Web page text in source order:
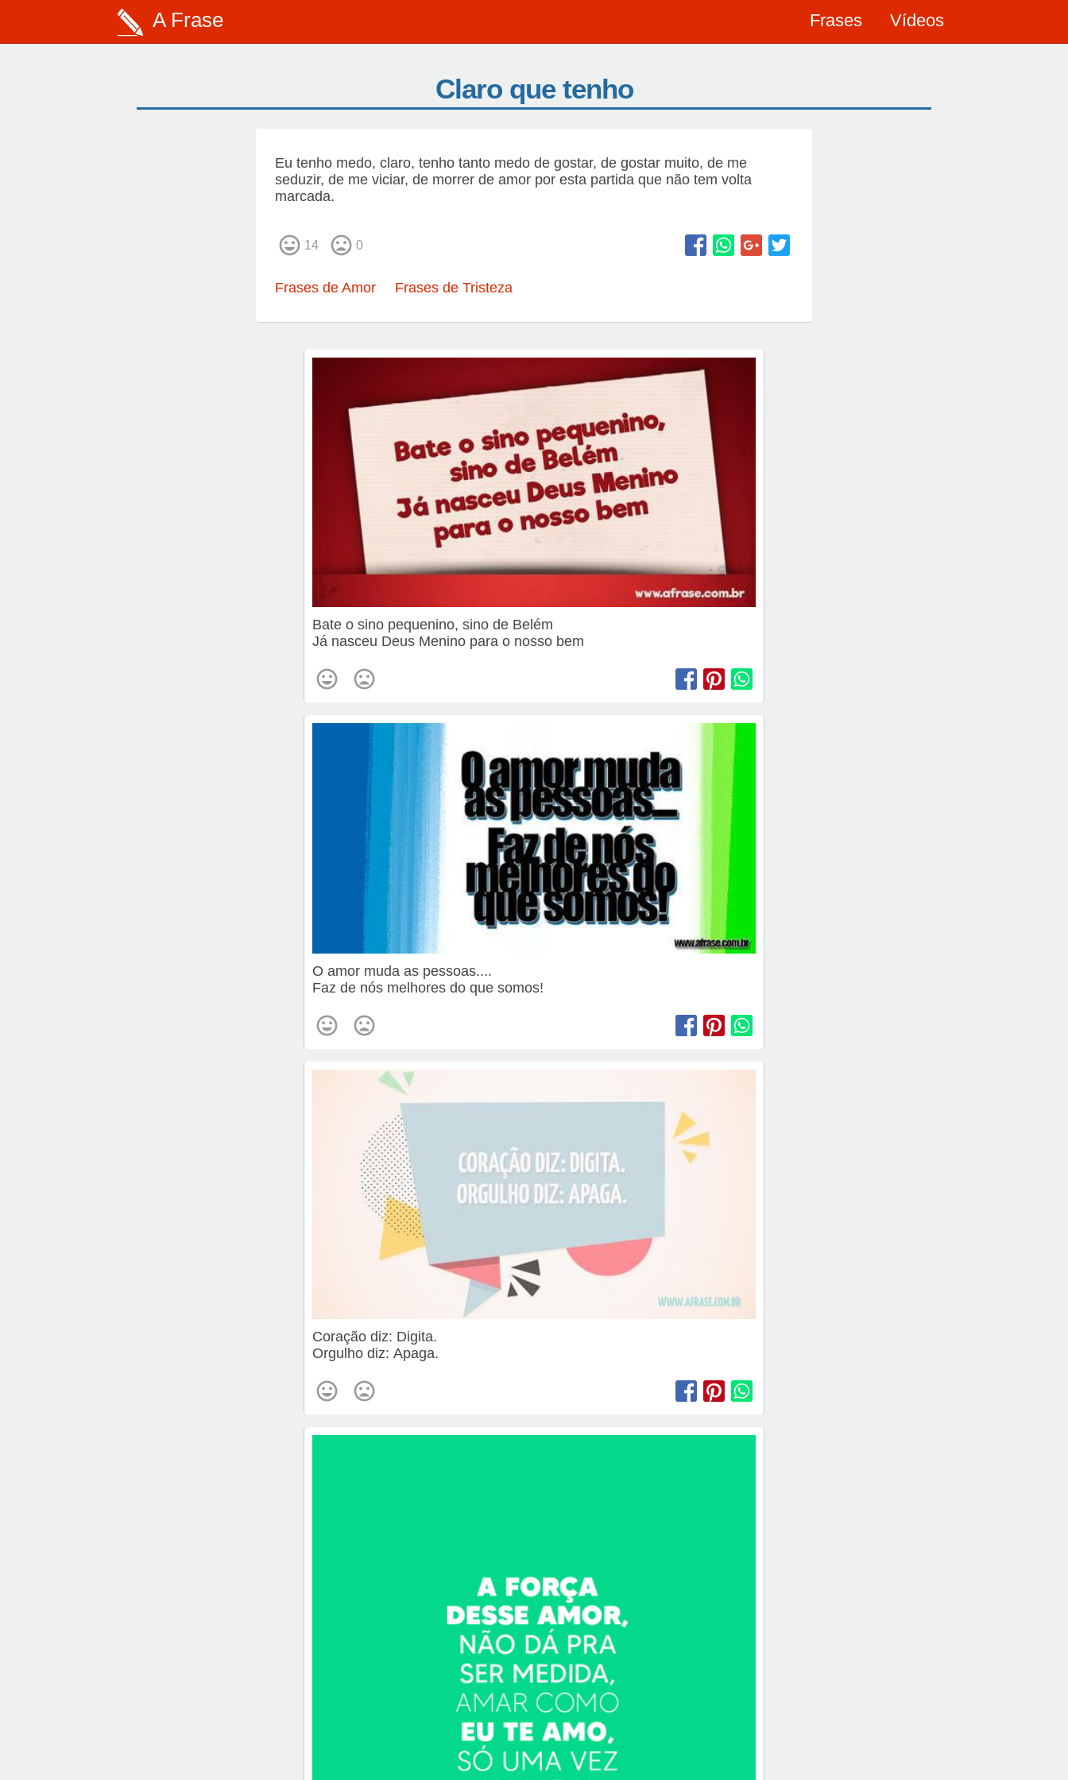
A Frase Frases Vídeos
Claro que tenho
Eu tenho medo, claro, tenho tanto medo de gostar, de gostar muito, de me
seduzir, de me viciar, de morrer de amor por esta partida que não tem volta
marcada.
14 0
Frases de Amor Frases de Tristeza
Bate o sino pequenino, sino de Belém
Já nasceu Deus Menino para o nosso bem
O amor muda as pessoas....
Faz de nós melhores do que somos!
Coração diz: Digita.
Orgulho diz: Apaga.